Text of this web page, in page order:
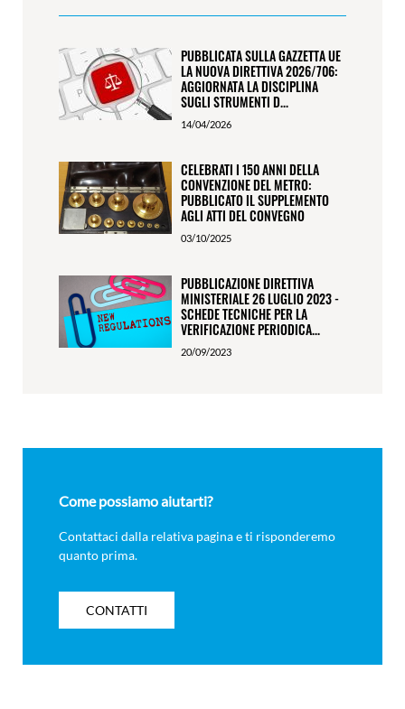
PUBBLICATA SULLA GAZZETTA UE
LA NUOVA DIRETTIVA 2026/706:
AGGIORNATA LA DISCIPLINA
SUGLI STRUMENTI D...
14/04/2026
CELEBRATI I 150 ANNI DELLA
CONVENZIONE DEL METRO:
PUBBLICATO IL SUPPLEMENTO
AGLI ATTI DEL CONVEGNO
03/10/2025
PUBBLICAZIONE DIRETTIVA
MINISTERIALE 26 LUGLIO 2023 -
SCHEDE TECNICHE PER LA
VERIFICAZIONE PERIODICA...
20/09/2023
Come possiamo aiutarti?
Contattaci dalla relativa pagina e ti risponderemo
quanto prima.
CONTATTI